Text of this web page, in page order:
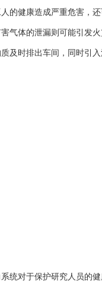
的健康造成严重危害，
气体的泄漏则可能引发
及时排出车间，同时引
对于保护研究人员的健